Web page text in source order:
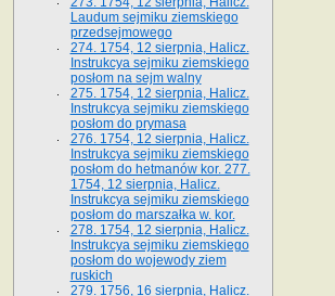
Laudum sejmiku ziemskiego
przedsejmowego
274. 1754, 12 sierpnia, Halicz.
Instrukcya sejmiku ziemskiego
posłom na sejm walny
275. 1754, 12 sierpnia, Halicz.
Instrukcya sejmiku ziemskiego
posłom do prymasa
276. 1754, 12 sierpnia, Halicz.
Instrukcya sejmiku ziemskiego
posłom do hetmanów kor. 277.
1754, 12 sierpnia, Halicz.
Instrukcya sejmiku ziemskiego
posłom do marszałka w. kor.
278. 1754, 12 sierpnia, Halicz.
Instrukcya sejmiku ziemskiego
posłom do wojewody ziem
ruskich
279. 1756, 16 sierpnia, Halicz.